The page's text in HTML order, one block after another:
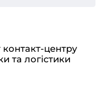
центру
та логістики